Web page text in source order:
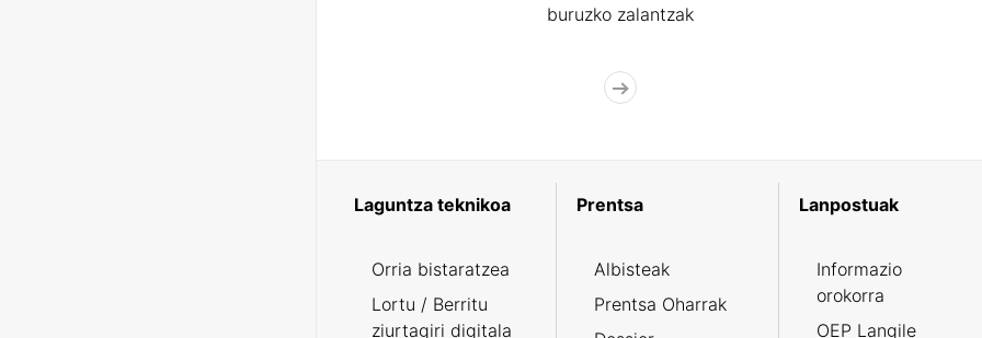
buruzko zalantzak
Laguntza teknikoa
Orria bistaratzea
Lortu / Berritu
ziurtagiri digitala
Prentsa
Albisteak
Prentsa Oharrak
Lanpostuak
Informazio
orokorra
OEP Langile